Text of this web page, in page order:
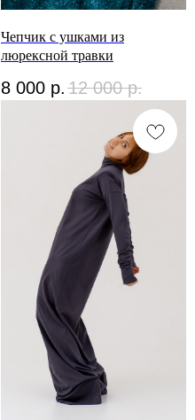
Чепчик с ушками из
люрексной травки
8 000 р. 12 000 р.